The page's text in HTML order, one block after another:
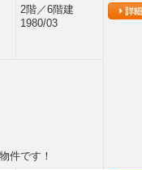
2階／6階建
1980/03
件です！